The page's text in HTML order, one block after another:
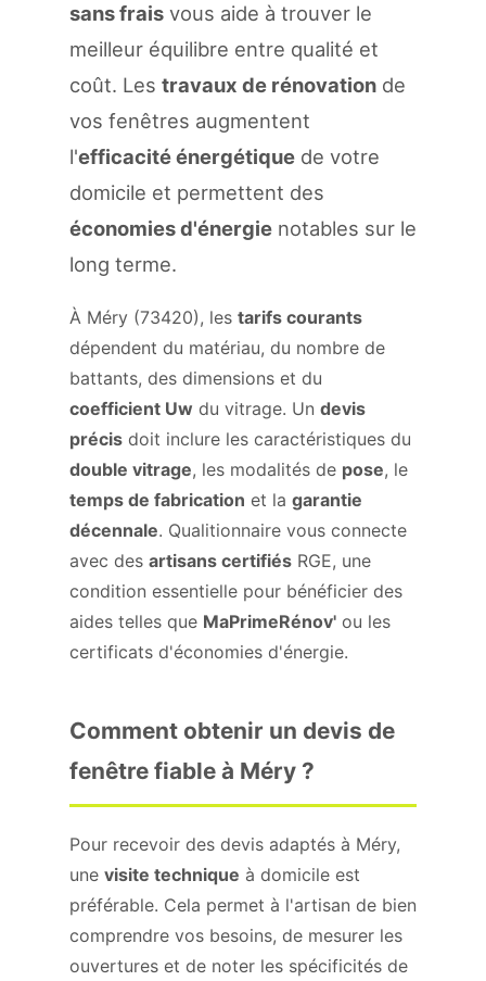
sans frais vous aide à trouver le
meilleur équilibre entre qualité et
coût. Les travaux de rénovation de
vos fenêtres augmentent
l'efficacité énergétique de votre
domicile et permettent des
économies d'énergie notables sur le
long terme.
À Méry (73420), les tarifs courants
dépendent du matériau, du nombre de
battants, des dimensions et du
coefficient Uw du vitrage. Un devis
précis doit inclure les caractéristiques du
double vitrage, les modalités de pose, le
temps de fabrication et la garantie
décennale. Qualitionnaire vous connecte
avec des artisans certifiés RGE, une
condition essentielle pour bénéficier des
aides telles que MaPrimeRénov' ou les
certificats d'économies d'énergie.
Comment obtenir un devis de
fenêtre fiable à Méry ?
Pour recevoir des devis adaptés à Méry,
une visite technique à domicile est
préférable. Cela permet à l'artisan de bien
comprendre vos besoins, de mesurer les
ouvertures et de noter les spécificités de